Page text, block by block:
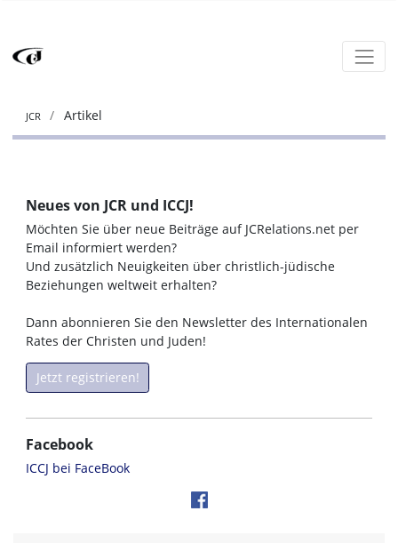
JCR Artikel
Neues von JCR und ICCJ!
Möchten Sie über neue Beiträge auf JCRelations.net per
Email informiert werden?
Und zusätzlich Neuigkeiten über christlich-jüdische
Beziehungen weltweit erhalten?
Dann abonnieren Sie den Newsletter des Internationalen
Rates der Christen und Juden!
Jetzt registrieren!
Facebook
ICCJ bei FaceBook